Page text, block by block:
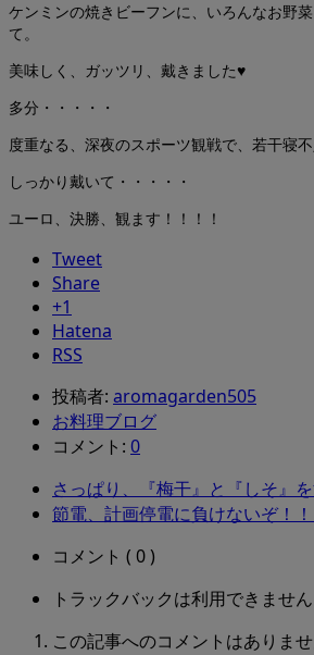
ケンミンの焼きビーフンに、いろんなお野
て。
美味しく、ガッツリ、戴きました♥
多分・・・・・
度重なる、深夜のスポーツ観戦で、若干寝不
しっかり戴いて・・・・・
ユーロ、決勝、観ます！！！！
Tweet
Share
+1
Hatena
RSS
投稿者: aromagarden505
お料理ブログ
コメント: 0
さっぱり、『梅干』と『しそ』
節電、計画停電に負けないぞ！
コメント ( 0 )
トラックバックは利用できません
この記事へのコメントはありませ